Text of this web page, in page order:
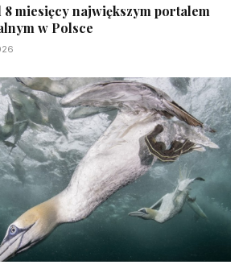
miesięcy największym portalem
w Polsce